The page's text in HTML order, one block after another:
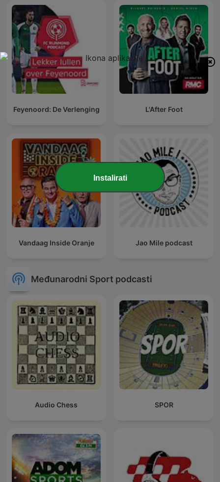
Feyenoord: De Verlenging L'After Foot
Vandaag Inside Oranje Jao Mile podcast
Međunarodni Sport podcasti
Audio Chess SPOR
Instalirati